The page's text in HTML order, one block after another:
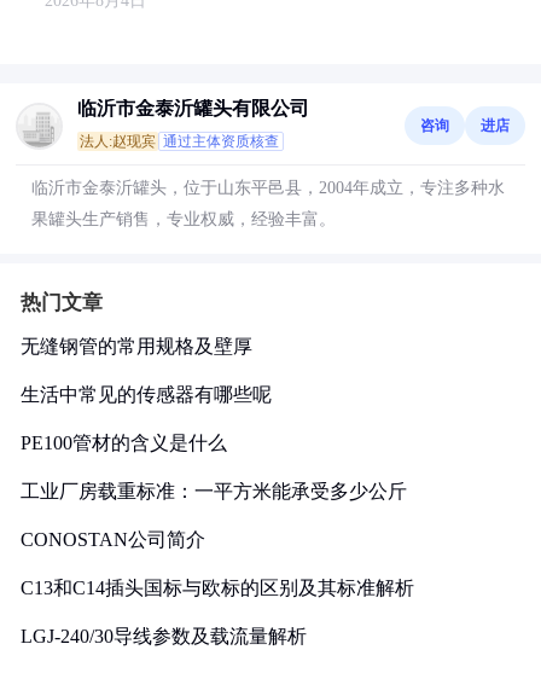
临沂市金泰沂罐头有限公司
法人:赵现宾 通过主体资质核查
咨询 进店
临沂市金泰沂罐头，位于山东平邑县，2004年成立，专注多种水
果罐头生产销售，专业权威，经验丰富。
热门文章
无缝钢管的常用规格及壁厚
生活中常见的传感器有哪些呢
PE100管材的含义是什么
工业厂房载重标准：一平方米能承受多少公斤
CONOSTAN公司简介
C13和C14插头国标与欧标的区别及其标准解析
LGJ-240/30导线参数及载流量解析